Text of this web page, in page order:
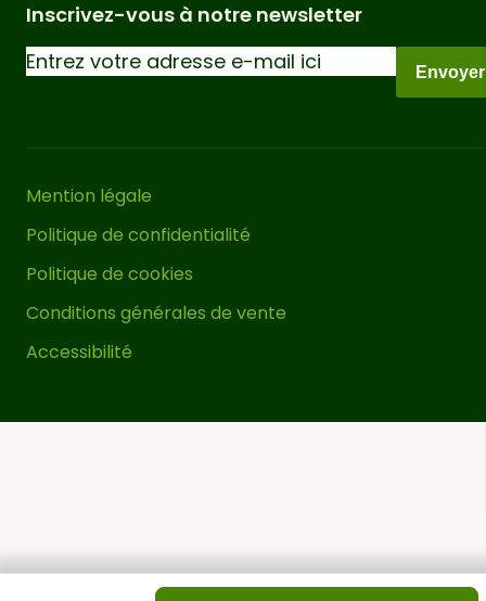
apparaître sur leurs éléments tels que
les poteaux, poutres et traverses. Il
s’agit d’un phénomène naturel
contraction du bois lui-même, quelque
propriétés du matériau. Seules les
pergolas bois lamellé-collé minimisent
au maximum ces comportements.
Vous pouvez couvrir le toit de cette
pergola bois adossée avec une
Pour ce faire, nous vous
Inscrivez-vous à notre newsletter
Envoyer
Mention légale
Politique de confidentialité
Politique de cookies
Conditions générales de vente
Accessibilité